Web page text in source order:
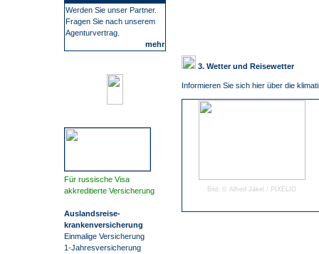
Werden Sie unser Partner.
Fragen Sie nach unserem
Agenturvertrag.
mehr
Für russische Visa
akkreditierte Versicherung
Auslandsreise-
krankenversicherung
Einmalige Versicherung
1-Jahresversicherung
3. Wetter und Reisewetter
Informieren Sie sich hier über die
Bild: © Alfred Jäkel / PIXELIO